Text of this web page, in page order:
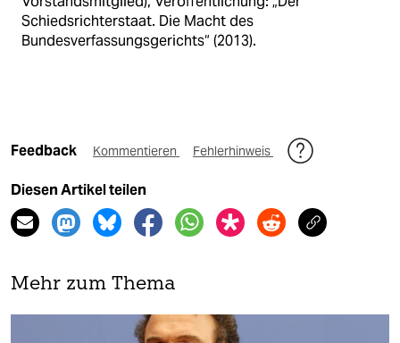
Schiedsrichterstaat. Die Macht des
Bundesverfassungsgerichts“ (2013).
Feedback Kommentieren Fehlerhinweis
Diesen Artikel teilen
Mehr zum Thema